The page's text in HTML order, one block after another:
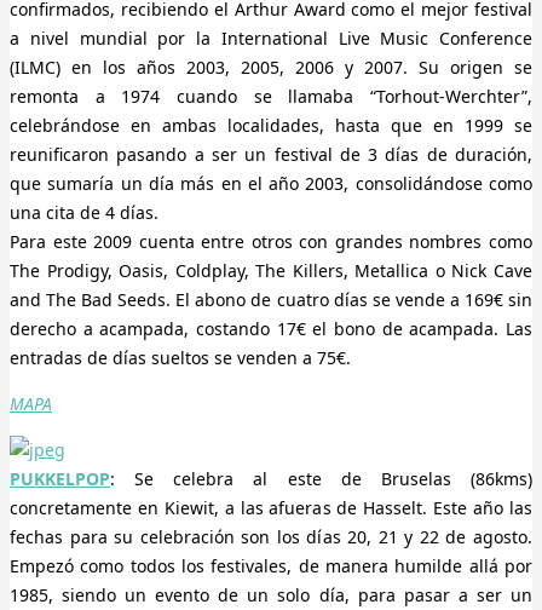
confirmados, recibiendo el Arthur Award como el mejor festival
a nivel mundial por la International Live Music Conference
(ILMC) en los años 2003, 2005, 2006 y 2007. Su origen se
remonta a 1974 cuando se llamaba “Torhout-Werchter”,
celebrándose en ambas localidades, hasta que en 1999 se
reunificaron pasando a ser un festival de 3 días de duración,
que sumaría un día más en el año 2003, consolidándose como
una cita de 4 días.
Para este 2009 cuenta entre otros con grandes nombres como
The Prodigy, Oasis, Coldplay, The Killers, Metallica o Nick Cave
and The Bad Seeds. El abono de cuatro días se vende a 169€ sin
derecho a acampada, costando 17€ el bono de acampada. Las
entradas de días sueltos se venden a 75€.
MAPA
PUKKELPOP: Se celebra al este de Bruselas (86kms)
concretamente en Kiewit, a las afueras de Hasselt. Este año las
fechas para su celebración son los días 20, 21 y 22 de agosto.
Empezó como todos los festivales, de manera humilde allá por
1985, siendo un evento de un solo día, para pasar a ser un